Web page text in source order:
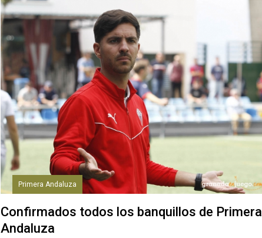
Primera Andaluza
Confirmados todos los banquillos de Primera
Andaluza